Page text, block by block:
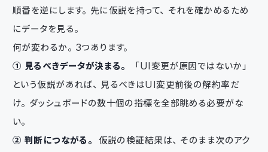
順番を逆にします。先に仮説を持って、それを確かめるため
にデータを見る。
何が変わるか。3つあります。
① 見るべきデータが決まる。
「UI変更が原因ではないか」
という仮説があれば、見るべきはUI変更前後の解約率だ
け。ダッシュボードの数十個の指標を全部眺める必要がな
い。
② 判断につながる。
仮説の検証結果は、そのまま次のアク